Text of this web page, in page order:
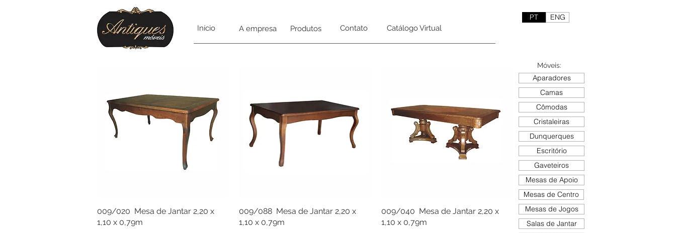
Início Produtos Contato Catálogo Virtual
A empresa
009/020 Mesa de Jantar 2,20 x
1,10 x 0,79m
009/088 Mesa de Jantar 2,20 x
1,10 x 0,79m
009/040 Mesa de Jantar 2,20 x
1,10 x 0,79m
PT ENG
Móveis:
Aparadores
Camas
Cômodas
Cristaleiras
Dunquerques
Escritório
Gaveteiros
Mesas de Apoio
Mesas de Centro
Mesas de Jogos
Salas de Jantar